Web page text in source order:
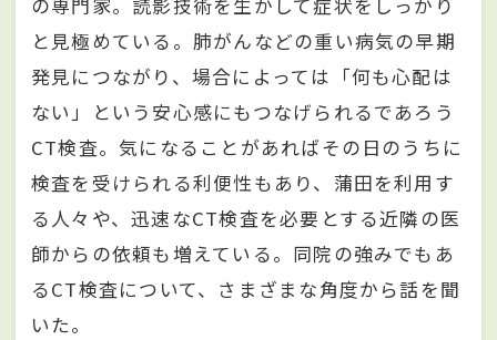
の専門家。読影技術を生かして症状をしっかり
と見極めている。肺がんなどの重い病気の早期
発見につながり、場合によっては「何も心配は
ない」という安心感にもつなげられるであろう
CT検査。気になることがあればその日のうちに
検査を受けられる利便性もあり、蒲田を利用す
る人々や、迅速なCT検査を必要とする近隣の医
師からの依頼も増えている。同院の強みでもあ
るCT検査について、さまざまな角度から話を聞
いた。